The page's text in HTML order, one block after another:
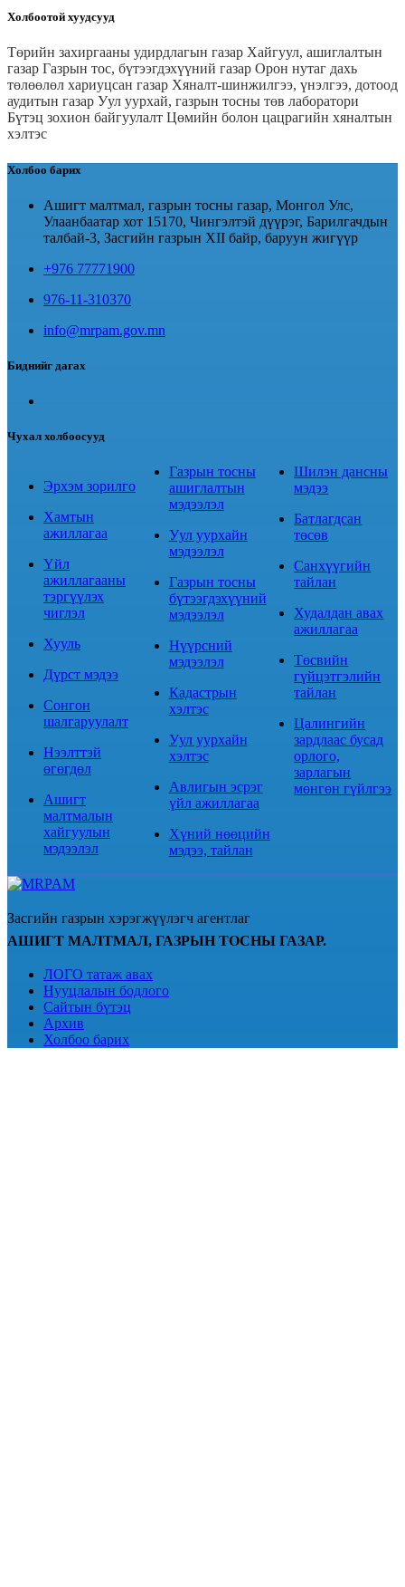
Холбоотой хуудсууд
Төрийн захиргааны удирдлагын газар Хайгуул, ашиглалтын
газар Газрын тос, бүтээгдэхүүний газар Орон нутаг дахь
төлөөлөл хариуцсан газар Хяналт-шинжилгээ, үнэлгээ, дотоод
аудитын газар Уул уурхай, газрын тосны төв лаборатори
Бүтэц зохион байгуулалт Цөмийн болон цацрагийн хяналтын
хэлтэс
Холбоо барих
Ашигт малтмал, газрын тосны газар, Монгол Улс,
Улаанбаатар хот 15170, Чингэлтэй дүүрэг, Барилгачдын
талбай-3, Засгийн газрын XII байр, баруун жигүүр
+976 77771900
976-11-310370
info@mrpam.gov.mn
Биднийг дагах
Чухал холбоосууд
Эрхэм зорилго
Хамтын
ажиллагаа
Үйл
ажиллагааны
тэргүүлэх
чиглэл
Хууль
Дүрст мэдээ
Сонгон
шалгаруулалт
Нээлттэй
өгөгдөл
Ашигт
малтмалын
хайгуулын
мэдээлэл
Газрын тосны
ашиглалтын
мэдээлэл
Уул уурхайн
мэдээлэл
Газрын тосны
бүтээгдэхүүний
мэдээлэл
Нүүрсний
мэдээлэл
Кадастрын
хэлтэс
Уул уурхайн
хэлтэс
Авлигын эсрэг
үйл ажиллагаа
Хүний нөөцийн
мэдээ, тайлан
Шилэн дансны
мэдээ
Батлагдсан
төсөв
Санхүүгийн
тайлан
Худалдан авах
ажиллагаа
Төсвийн
гүйцэтгэлийн
тайлан
Цалингийн
зардлаас бусад
орлого,
зарлагын
мөнгөн гүйлгээ
Засгийн газрын хэрэгжүүлэгч агентлаг
АШИГТ МАЛТМАЛ, ГАЗРЫН ТОСНЫ ГАЗАР.
ЛОГО татаж авах
Нууцлалын бодлого
Сайтын бүтэц
Архив
Холбоо барих